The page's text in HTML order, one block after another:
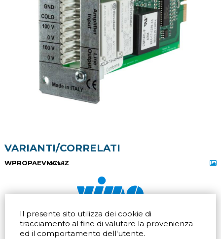
Il presente sito utilizza dei cookie di
tracciamento al fine di valutare la provenienza
ed il comportamento dell'utente.
VARIANTI/CORRELATI
WPROPAEVMCL1Z
None
Via dell'artigianato 32Q
20865 Usmate Velate (MB)
Indicazioni Stradali
Tel. +39 039 672520
Fax +39 039 672568
Email